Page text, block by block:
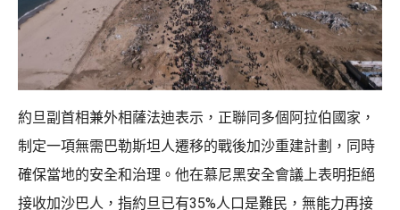
約旦副首相兼外相薩法迪表示，正聯同多個阿拉伯國家，
制定一項無需巴勒斯坦人遷移的戰後加沙重建計劃，同時
確保當地的安全和治理。他在慕尼黑安全會議上表明拒絕
接收加沙巴人，指約旦已有35%人口是難民，無能力再接